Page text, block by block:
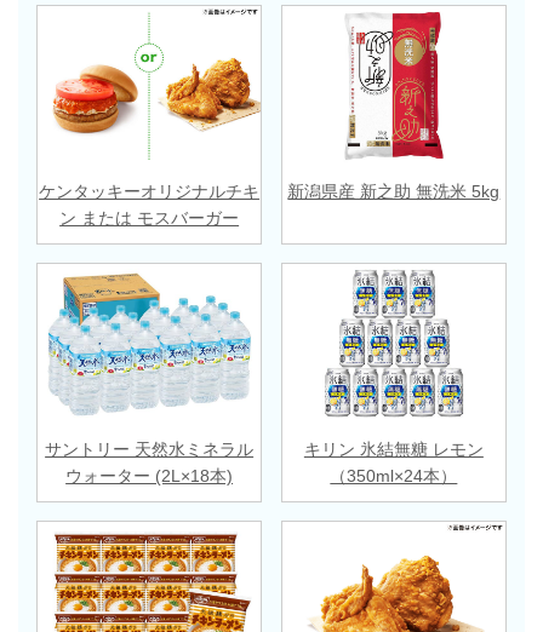
ケンタッキーオリジナルチキ
ン または モスバーガー
新潟県産 新之助 無洗米 5kg
サントリー 天然水ミネラル
ウォーター (2L×18本)
キリン 氷結無糖 レモン
（350ml×24本）